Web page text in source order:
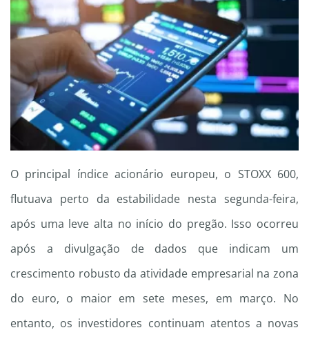
O principal índice acionário europeu, o STOXX 600,
flutuava perto da estabilidade nesta segunda-feira,
após uma leve alta no início do pregão. Isso ocorreu
após a divulgação de dados que indicam um
crescimento robusto da atividade empresarial na zona
do euro, o maior em sete meses, em março. No
entanto, os investidores continuam atentos a novas